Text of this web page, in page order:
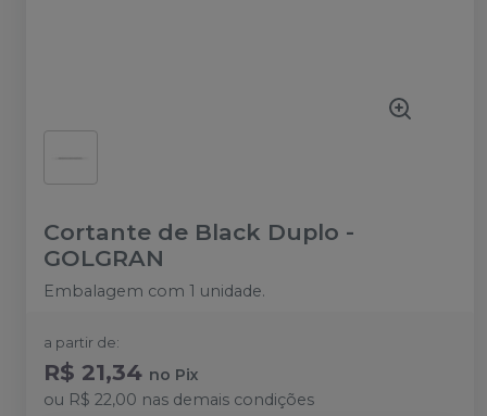
Cortante de Black Duplo -
GOLGRAN
Embalagem com 1 unidade.
a partir de:
R$ 21,34 no Pix
ou R$ 22,00 nas demais condições